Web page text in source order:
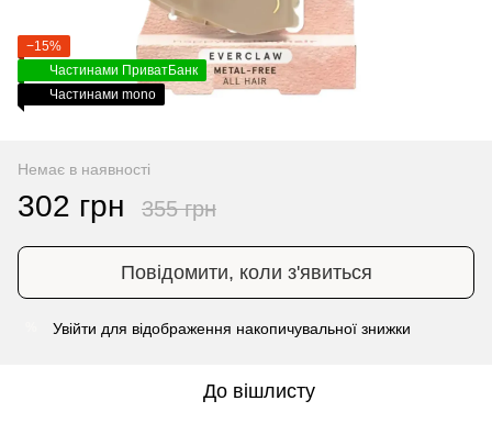
−15%
Частинами ПриватБанк
Частинами mono
Немає в наявності
302 грн 355 грн
Повідомити, коли з'явиться
Увійти для відображення накопичувальної знижки
До вішлисту